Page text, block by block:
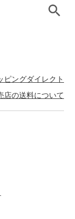
ピングダイレクト
店の送料について